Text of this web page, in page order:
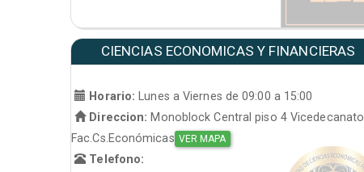
CIENCIAS ECONOMICAS Y FINANCIERAS
Horario:
Lunes a Viernes de 09:00 a 15:00
Direccion: Monoblock Central piso 4 Vicedecanato
Fac.Cs.Económicas VER MAPA
Telefono: